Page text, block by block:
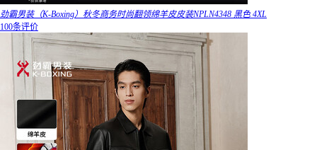
劲霸男装（K-Boxing）秋冬商务时尚翻领绵羊皮皮装NPLN4348 黑色 4XL
100条评价